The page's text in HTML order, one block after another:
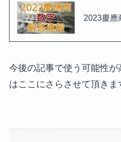
2023慶應
今後の記事で使う可能性
はここにさらさせて頂きま